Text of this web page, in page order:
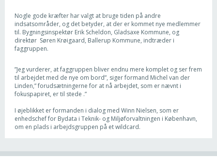
Nogle gode kræfter har valgt at bruge tiden på andre
indsatsområder, og det betyder, at der er kommet nye medlemmer
til. Bygningsinspektør Erik Scheldon, Gladsaxe Kommune, og
direktør Søren Krøigaard, Ballerup Kommune, indtræder i
faggruppen.
”Jeg vurderer, at faggruppen bliver endnu mere komplet og ser frem
til arbejdet med de nye om bord”, siger formand Michel van der
Linden,” forudsætningerne for at nå arbejdet, som er nævnt i
fokuspapiret, er til stede .”
I øjeblikket er formanden i dialog med Winn Nielsen, som er
enhedschef for Bydata i Teknik- og Miljøforvaltningen i København,
om en plads i arbejdsgruppen på et wildcard.